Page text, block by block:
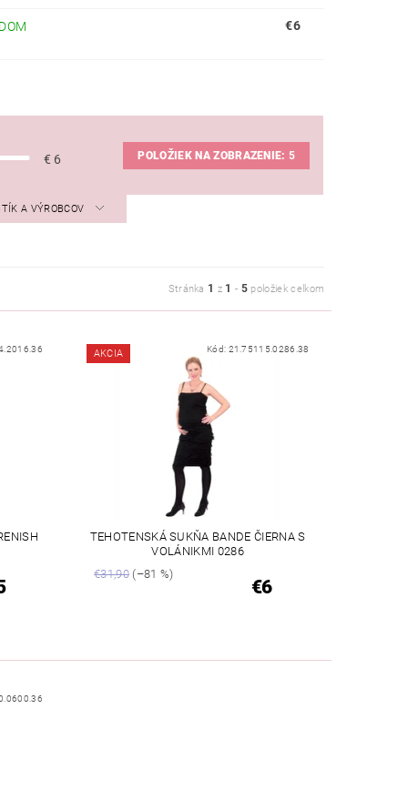
€6
€ 6 POLOŽIEK NA ZOBRAZENIE:5
A VÝROBCOV
Stránka 1 z 1 - 5 položiek celkom
AKCIA Kód: 21.75115.0286.38
TEHOTENSKÁ SUKŇA BANDE ČIERNA S
VOLÁNIKMI 0286
€31,90 (–81 %)
€6